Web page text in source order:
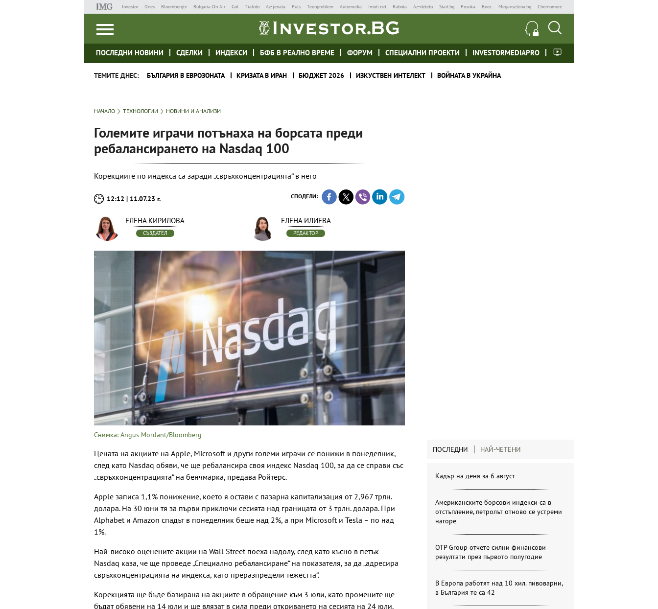
Investor Dnes Bloombergtv Bulgaria On Air Gol Tialoto Az-jenata Puls Teenproblem Automedia Imoti.net Rabota Az-deteto Start.bg Posoka Boec Megavselena.bg Chernomore
ПОСЛЕДНИ НОВИНИ СДЕЛКИ ИНДЕКСИ БФБ В РЕАЛНО ВРЕМЕ ФОРУМ СПЕЦИАЛНИ ПРОЕКТИ INVESTORMEDIAPRO
ТЕМИТЕ ДНЕС: БЪЛГАРИЯ В ЕВРОЗОНАТА КРИЗАТА В ИРАН БЮДЖЕТ 2026 ИЗКУСТВЕН ИНТЕЛЕКТ ВОЙНАТА В УКРАЙНА
НАЧАЛО ТЕХНОЛОГИИ НОВИНИ И АНАЛИЗИ
Големите играчи потънаха на борсата преди
ребалансирането на Nasdaq 100
Корекциите по индекса са заради „свръхконцентрацията“ в него
12:12 | 11.07.23 г. СПОДЕЛИ:
ЕЛЕНА КИРИЛОВА
СЪЗДАТЕЛ
ЕЛЕНА ИЛИЕВА
РЕДАКТОР
Снимка: Angus Mordant/Bloomberg
Цената на акциите на Apple, Microsoft и други големи играчи се понижи в понеделник,
след като Nasdaq обяви, че ще ребалансира своя индекс Nasdaq 100, за да се справи със
„свръхконцентрацията“ на бенчмарка, предава Ройтерс.
Apple записа 1,1% понижение, което я остави с пазарна капитализация от 2,967 трлн.
долара. На 30 юни тя за първи приключи сесията над границата от 3 трлн. долара. При
Alphabet и Amazon спадът в понеделник беше над 2%, а при Microsoft и Tesla – по над
1%.
Най-високо оценените акции на Wall Street поеха надолу, след като късно в петък
Nasdaq каза, че ще проведе „Специално ребалансиране“ на показателя, за да „адресира
свръхконцентрацията на индекса, като преразпредели тежестта“.
Корекцията ще бъде базирана на акциите в обращение към 3 юли, като промените ще
бъдат обявени на 14 юли и ще влязат в сила преди откриването на сесията на 24 юли.
ПОСЛЕДНИ НАЙ-ЧЕТЕНИ
Кадър на деня за 6 август
Американските борсови индекси са в
отстъпление, петролът отново се устреми
нагоре
OTP Group отчете силни финансови
резултати през първото полугодие
В Европа работят над 10 хил. пивоварни,
в България те са 42